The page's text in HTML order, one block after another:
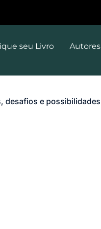
seu Livro Autores
desafios e possibilidades